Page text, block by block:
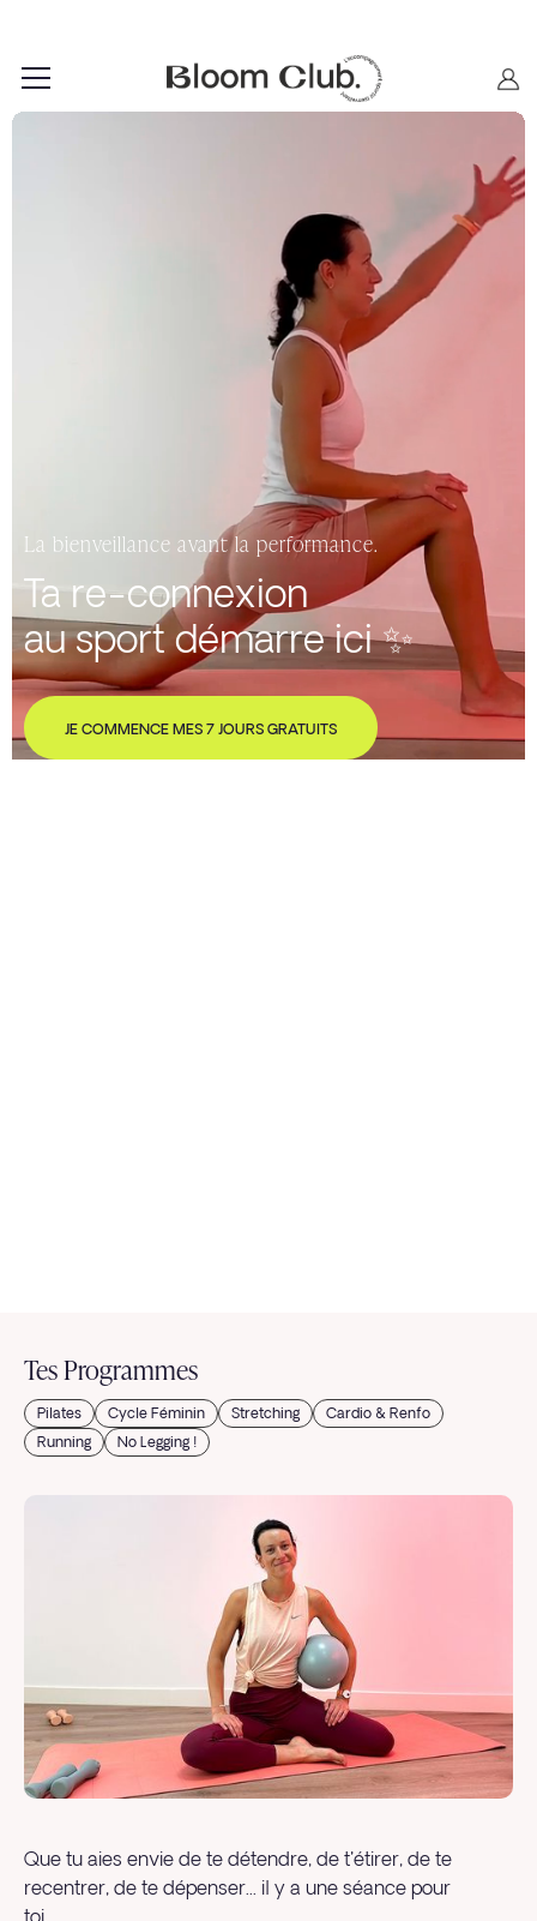
La bienveillance avant la performance.
Ta re-connexion
au sport démarre ici ✨
JE COMMENCE MES 7 JOURS GRATUITS
Tes Programmes
Pilates Cycle Féminin Stretching
Cardio & Renfo
Running
No Legging !
Que tu aies envie de te détendre, de t'étirer, de te
recentrer, de te dépenser... il y a une séance pour